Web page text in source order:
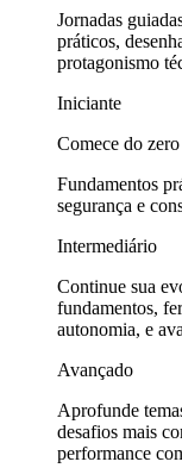
Jornadas
práticos,
protagonismo
Iniciante
Comece do
Fundamentos
segurança e
Intermediário
Continue sua
fundamentos,
autonomia, e
Avançado
Aprofunde
desafios mais
performance